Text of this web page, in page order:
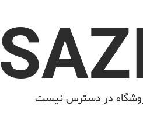
در دسترس نیست